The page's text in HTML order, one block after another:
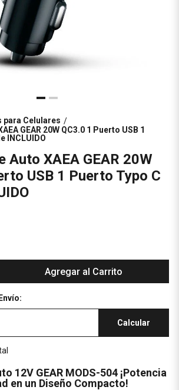
Celulares /
GEAR 20W QC3.0 1 Puerto USB 1
INCLUIDO
Auto XAEA GEAR 20W
USB 1 Puerto Typo C
Agregar al Carrito
Calcular
12V GEAR MODS-504 ¡Potencia
en un Diseño Compacto!